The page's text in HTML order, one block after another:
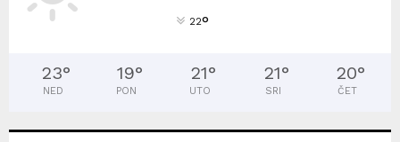
22°
23°
NED
19°
PON
21°
UTO
21°
SRI
20°
ČET